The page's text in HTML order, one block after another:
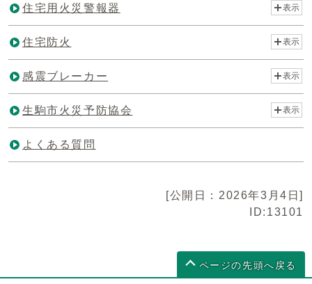
住宅用火災警報器 表示
住宅防火 表示
感震ブレーカー 表示
生駒市火災予防協会 表示
よくある質問
[公開日：2026年3月4日]
ID:13101
ページの先頭へ戻る